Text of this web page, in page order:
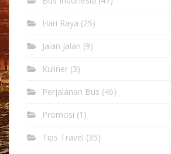
Hari Raya (25)
Jalan Jalan (9)
Kuliner (3)
Perjalanan Bus (46)
Promosi (1)
Tips Travel (35)